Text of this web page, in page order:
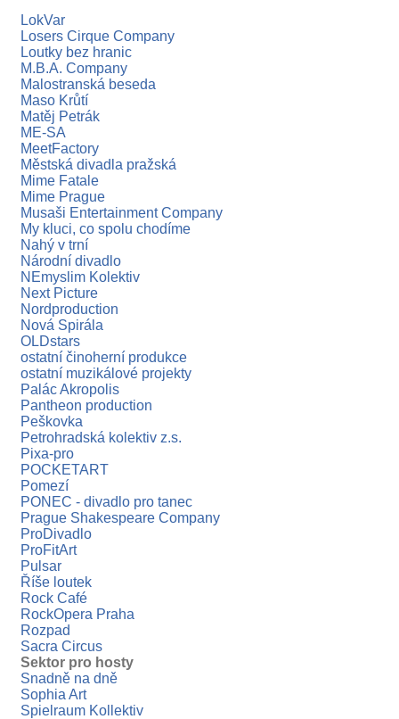
LokVar
Losers Cirque Company
Loutky bez hranic
M.B.A. Company
Malostranská beseda
Maso Krůtí
Matěj Petrák
ME-SA
MeetFactory
Městská divadla pražská
Mime Fatale
Mime Prague
Musaši Entertainment Company
My kluci, co spolu chodíme
Nahý v trní
Národní divadlo
NEmyslim Kolektiv
Next Picture
Nordproduction
Nová Spirála
OLDstars
ostatní činoherní produkce
ostatní muzikálové projekty
Palác Akropolis
Pantheon production
Peškovka
Petrohradská kolektiv z.s.
Pixa-pro
POCKETART
Pomezí
PONEC - divadlo pro tanec
Prague Shakespeare Company
ProDivadlo
ProFitArt
Pulsar
Říše loutek
Rock Café
RockOpera Praha
Rozpad
Sacra Circus
Sektor pro hosty
Snadně na dně
Sophia Art
Spielraum Kollektiv